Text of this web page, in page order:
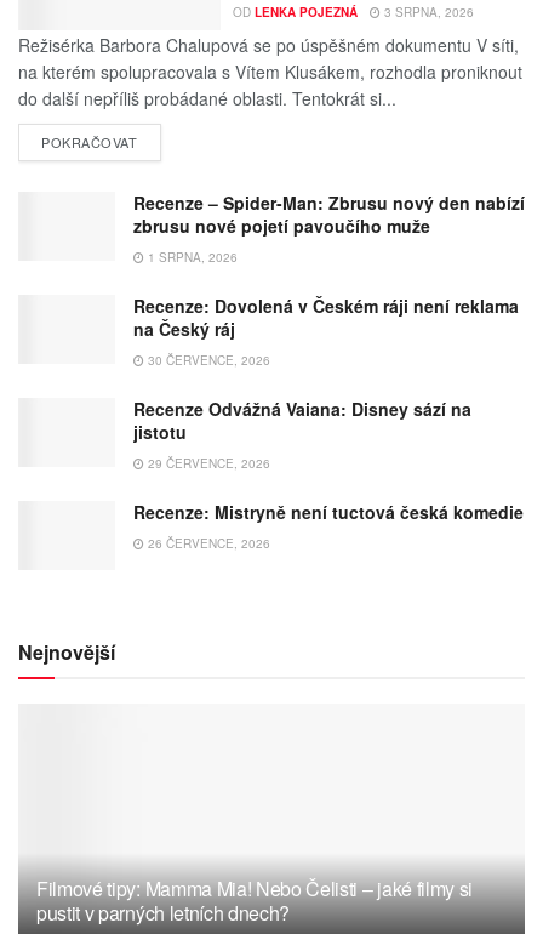
OD LENKA POJEZNÁ 3 SRPNA, 2026
Režisérka Barbora Chalupová se po úspěšném dokumentu V síti,
na kterém spolupracovala s Vítem Klusákem, rozhodla proniknout
do další nepříliš probádané oblasti. Tentokrát si...
POKRAČOVAT
Recenze – Spider-Man: Zbrusu nový den nabízí
zbrusu nové pojetí pavoučího muže
1 SRPNA, 2026
Recenze: Dovolená v Českém ráji není reklama
na Český ráj
30 ČERVENCE, 2026
Recenze Odvážná Vaiana: Disney sází na
jistotu
29 ČERVENCE, 2026
Recenze: Mistryně není tuctová česká komedie
26 ČERVENCE, 2026
Nejnovější
Filmové tipy: Mamma Mia! Nebo Čelisti – jaké filmy si
pustit v parných letních dnech?